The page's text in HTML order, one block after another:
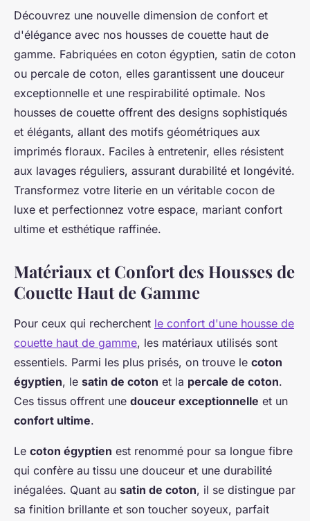
Découvrez l'élégance des
housses de couette haut de
gamme
Juliette•12 septembre 2024•3 min de lecture
Découvrez une nouvelle dimension de confort et
d'élégance avec nos housses de couette haut de
gamme. Fabriquées en coton égyptien, satin de coton
ou percale de coton, elles garantissent une douceur
exceptionnelle et une respirabilité optimale. Nos
housses de couette offrent des designs sophistiqués
et élégants, allant des motifs géométriques aux
imprimés floraux. Faciles à entretenir, elles résistent
aux lavages réguliers, assurant durabilité et longévité.
Transformez votre literie en un véritable cocon de
luxe et perfectionnez votre espace, mariant confort
ultime et esthétique raffinée.
Matériaux et Confort des Housses de
Couette Haut de Gamme
Pour ceux qui recherchent le confort d'une housse de
couette haut de gamme, les matériaux utilisés sont
essentiels. Parmi les plus prisés, on trouve le coton
égyptien, le satin de coton et la percale de coton.
Ces tissus offrent une douceur exceptionnelle et un
confort ultime.
Le coton égyptien est renommé pour sa longue fibre
qui confère au tissu une douceur et une durabilité
inégalées. Quant au satin de coton, il se distingue par
sa finition brillante et son toucher soyeux, parfait